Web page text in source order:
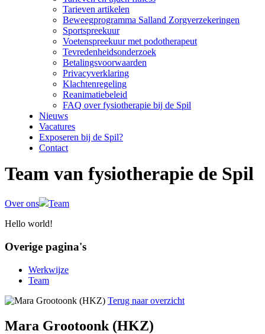
Tarieven artikelen
Beweegprogramma Salland Zorgverzekeringen
Sportspreekuur
Voetenspreekuur met podotherapeut
Tevredenheidsonderzoek
Betalingsvoorwaarden
Privacyverklaring
Klachtenregeling
Reanimatiebeleid
FAQ over fysiotherapie bij de Spil
Nieuws
Vacatures
Exposeren bij de Spil?
Contact
Team van fysiotherapie de Spil
Over ons
Team
Hello world!
Overige pagina's
Werkwijze
Team
Terug naar overzicht
Mara Grootoonk (HKZ)